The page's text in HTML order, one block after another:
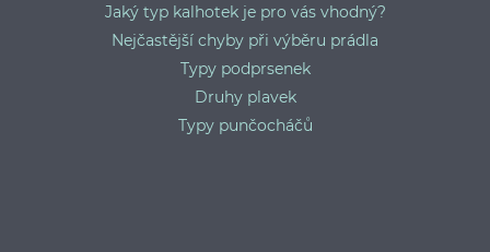
Jaký typ kalhotek je pro vás vhodný?
Nejčastější chyby při výběru prádla
Typy podprsenek
Druhy plavek
Typy punčocháčů